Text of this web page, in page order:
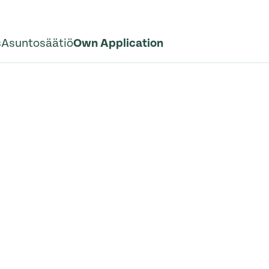
AsuntosäätiöOwn Application